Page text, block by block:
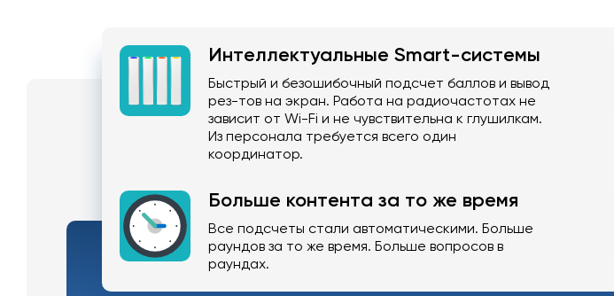
Интеллектуальные Smart-системы
Быстрый и безошибочный подсчет баллов и вывод
рез-тов на экран. Работа на радиочастотах не
зависит от Wi-Fi и не чувствительна к глушилкам.
Из персонала требуется всего один
координатор.
Больше контента за то же время
Все подсчеты стали автоматическими. Больше
раундов за то же время. Больше вопросов в
раундах.